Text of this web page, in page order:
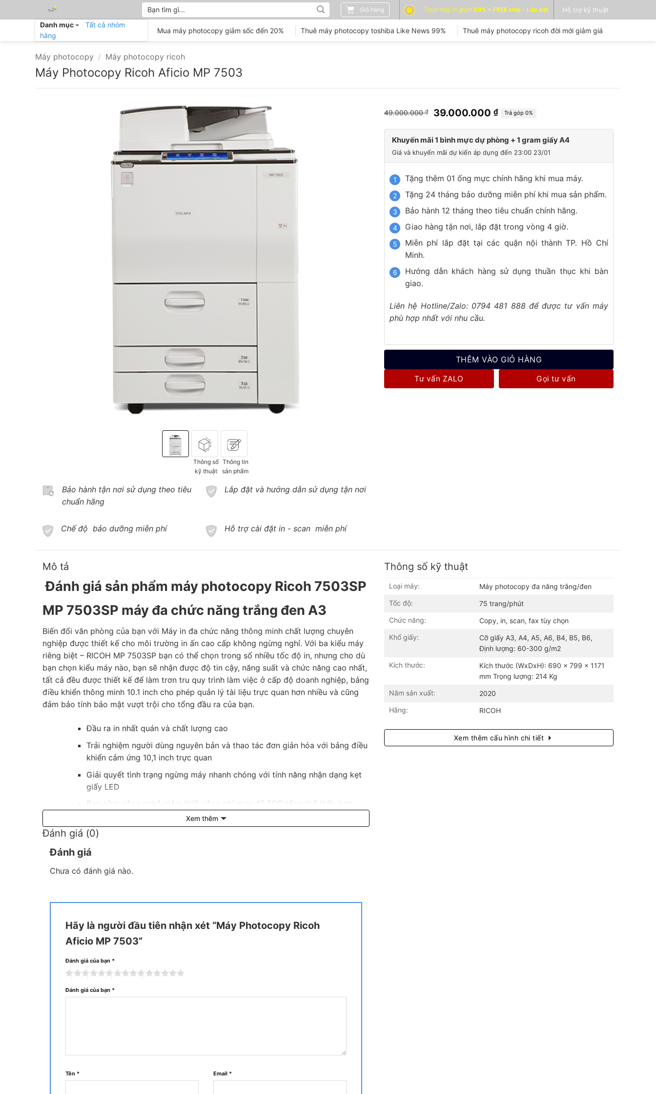
qua
Tìm
kiếm:
Giỏ hàng Thuê máy in giảm 50% + FREE ship - Lắp đặt Hỗ trợ kỹ thuật
Danh mục
Tất cả nhóm
hàng
Mua máy photocopy giảm sốc đến 20% Thuê máy photocopy toshiba Like News 99% Thuê máy photocopy ricoh đời mới giảm giá
Máy photocopy / Máy photocopy ricoh
Máy Photocopy Ricoh Aficio MP 7503
Thông số
kỹ thuật
Thông tin
sản phẩm
Bảo hành tận nơi sử dụng theo tiêu
chuẩn hãng
Lắp đặt và hướng dẫn sử dụng tận nơi
Chế độ bảo dưỡng miễn phí Hỗ trợ cài đặt in - scan miễn phí
49.000.000₫
Giá
là:
49.000.000 ₫.
39.000.000₫Giá
tại
là:
39.000.000 ₫.
Trả góp 0%
Khuyến mãi 1 bình mực dự phòng + 1 gram giấy A4
Giá và khuyến mãi dự kiến áp dụng đến 23:00 23/01
Tặng thêm 01 ống mực chính hãng khi mua máy.
Tặng 24 tháng bảo dưỡng miễn phí khi mua sản phẩm.
Bảo hành 12 tháng theo tiêu chuẩn chính hãng.
Giao hàng tận nơi, lắp đặt trong vòng 4 giờ.
Miễn phí lắp đặt tại các quận nội thành TP. Hồ Chí
Minh.
Hướng dẫn khách hàng sử dụng thuần thục khi bàn
giao.
Liên hệ Hotline/Zalo: 0794 481 888 để được tư vấn máy
phù hợp nhất với nhu cầu.
THÊM VÀO GIỎ HÀNG
Tư vấn ZALO Gọi tư vấn
Mô tả
Đánh giá sản phẩm máy photocopy Ricoh 7503SP
MP 7503SP máy đa chức năng trắng đen A3
Biến đổi văn phòng của bạn với Máy in đa chức năng thông minh chất lượng chuyên
nghiệp được thiết kế cho môi trường in ấn cao cấp không ngừng nghỉ. Với ba kiểu máy
riêng biệt – RICOH MP 7503SP bạn có thể chọn trong số nhiều tốc độ in, nhưng cho dù
bạn chọn kiểu máy nào, bạn sẽ nhận được độ tin cậy, năng suất và chức năng cao nhất,
tất cả đều được thiết kế để làm trơn tru quy trình làm việc ở cấp độ doanh nghiệp, bảng
điều khiển thông minh 10.1 inch cho phép quản lý tài liệu trực quan hơn nhiều và cũng
đảm bảo tính bảo mật vượt trội cho tổng đầu ra của bạn.
Đầu ra in nhất quán và chất lượng cao
Trải nghiệm người dùng nguyên bản và thao tác đơn giản hóa với bảng điều
khiển cảm ứng 10,1 inch trực quan
Giải quyết tình trạng ngừng máy nhanh chóng với tính năng nhận dạng kẹt
giấy LED
Bao gồm công nghệ giảm thiểu lãng phí mực để TCO tổng thể thấp hơn
Các khay dung lượng lớn để giữ cho thiết bị của bạn hoạt động lâu hơn
Đưa chức năng lên cấp độ tiếp theo.
Xem thêm
Đánh giá (0)
Đánh giá
Chưa có đánh giá nào.
Hãy là người đầu tiên nhận xét “Máy Photocopy Ricoh
Aficio MP 7503”
Đánh giá của bạn *
Đánh giá của bạn *
Tên * Email *
Thông số kỹ thuật
Loại máy:
Máy photocopy đa năng trắng/đen
Tốc độ:
75 trang/phút
Chức năng:
Copy, in, scan, fax tùy chọn
Khổ giấy:
Cỡ giấy A3, A4, A5, A6, B4, B5, B6,
Định lượng: 60-300 g/m2
Kích thước:
Kích thước (WxDxH): 690 x 799 x 1171
mm Trọng lượng: 214 Kg
Năm sản xuất:
2020
Hãng:
RICOH
Xem thêm cấu hình chi tiết